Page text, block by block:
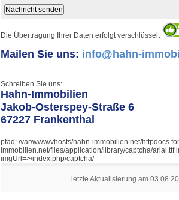
Die Übertragung Ihrer Daten erfolgt verschlüsselt
Mailen Sie uns: info@hahn-
Schreiben Sie uns:
Hahn-Immobilien
Jakob-Osterspey-Straße 6
67227 Frankenthal
pfad: /var/www/vhosts/hahn-immobilien.net/httpdocs
immobilien.net/files/application/library/captcha/
imgUrl=>/index.php/captcha/
letzte Aktualisierung am